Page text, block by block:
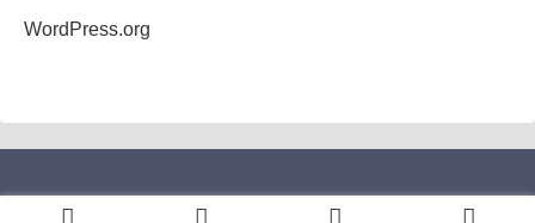
WordPress.org